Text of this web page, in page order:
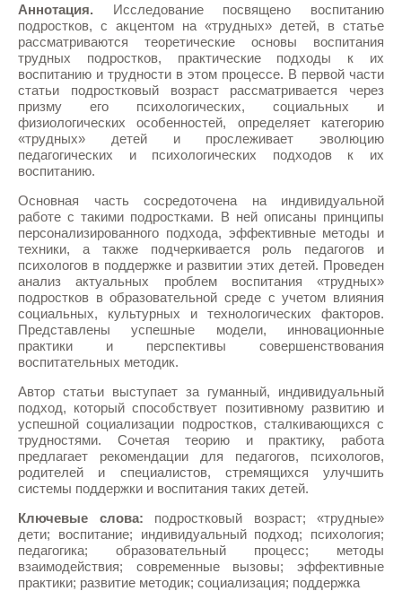
Аннотация. Исследование посвящено воспитанию
подростков, с акцентом на «трудных» детей, в статье
рассматриваются теоретические основы воспитания
трудных подростков, практические подходы к их
воспитанию и трудности в этом процессе. В первой части
статьи подростковый возраст рассматривается через
призму его психологических, социальных и
физиологических особенностей, определяет категорию
«трудных» детей и прослеживает эволюцию
педагогических и психологических подходов к их
воспитанию.
Основная часть сосредоточена на индивидуальной
работе с такими подростками. В ней описаны принципы
персонализированного подхода, эффективные методы и
техники, а также подчеркивается роль педагогов и
психологов в поддержке и развитии этих детей. Проведен
анализ актуальных проблем воспитания «трудных»
подростков в образовательной среде с учетом влияния
социальных, культурных и технологических факторов.
Представлены успешные модели, инновационные
практики и перспективы совершенствования
воспитательных методик.
Автор статьи выступает за гуманный, индивидуальный
подход, который способствует позитивному развитию и
успешной социализации подростков, сталкивающихся с
трудностями. Сочетая теорию и практику, работа
предлагает рекомендации для педагогов, психологов,
родителей и специалистов, стремящихся улучшить
системы поддержки и воспитания таких детей.
Ключевые слова: подростковый возраст; «трудные»
дети; воспитание; индивидуальный подход; психология;
педагогика; образовательный процесс; методы
взаимодействия; современные вызовы; эффективные
практики; развитие методик; социализация; поддержка